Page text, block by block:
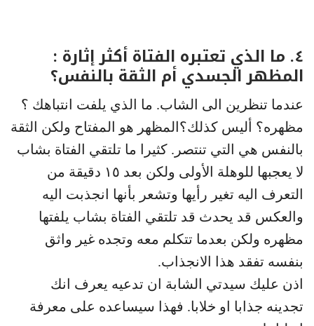
٤. ما الذي تعتبره الفتاة أكثر إثارة :
المظهر الجسدي أم الثقة بالنفس؟
عندما تنظرين الى الشاب. ما الذي يلفت انتباهك ؟
مظهره؟ أليس كذلك؟المظهر هو المفتاح ولكن الثقة
بالنفس هي التي تنتصر. كثيرا ما تلتقي الفتاة بشاب
لا يعجبها للوهلة الأولى ولكن بعد ١٥ دقيقة من
التعرف اليه تغير رأيها وتشعر بأنها انجذبت اليه
والعكس قد يحدث قد تلتقي الفتاة بشاب يلفتها
مظهره ولكن بعدما تتكلم معه وتجده غير واثق
بنفسه تفقد هذا الانجذاب.
اذن عليك سيدتي الشابة ان تدعيه يعرف انك
تجدينه جذابا او خلابا. فهذا سيساعده على معرفة